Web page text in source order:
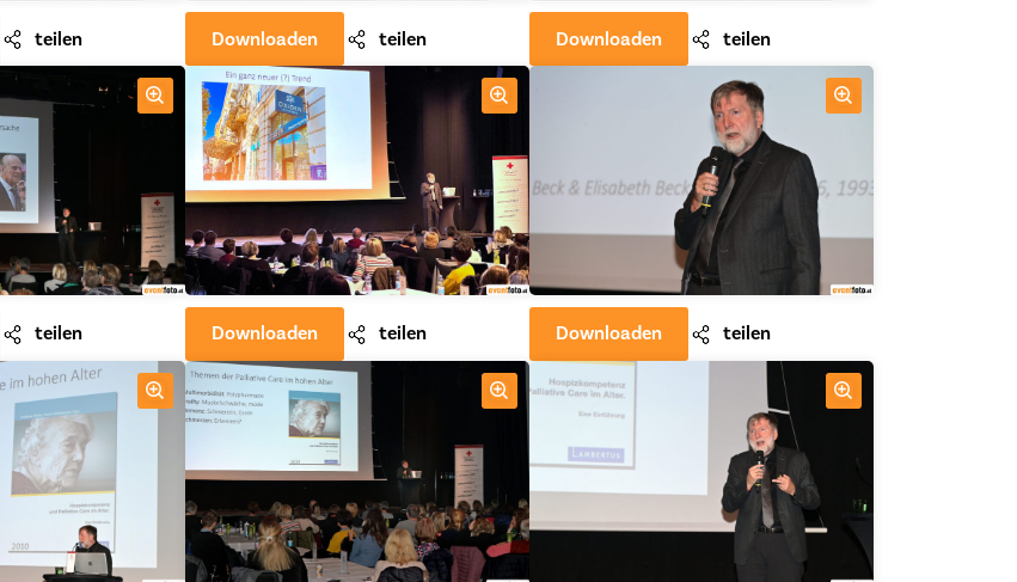
teilen Downloaden teilen Downloaden teilen
teilen Downloaden teilen Downloaden teilen